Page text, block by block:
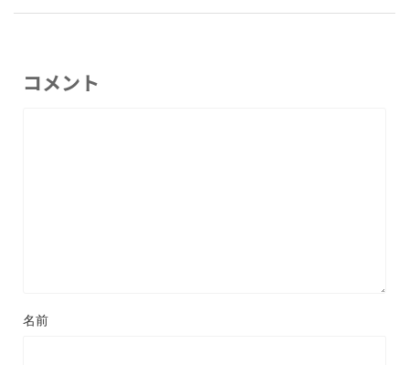
コメント
名前